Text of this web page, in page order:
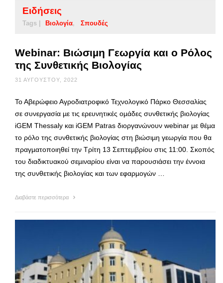
Ειδήσεις
Tags | Βιολογία Σπουδές
Webinar: Βιώσιµη Γεωργία και ο Ρόλος
της Συνθετικής Βιολογίας
31 ΑΥΓΟΎΣΤΟΥ, 2022
Το Αβερώφειο Αγροδιατροφικό Τεχνολογικό Πάρκο Θεσσαλίας
σε συνεργασία µε τις ερευνητικές οµάδες συνθετικής βιολογίας
iGEM Thessaly και iGEM Patras διοργανώνουν webinar µε θέµα
το ρόλο της συνθετικής βιολογίας στη βιώσιµη γεωργία που θα
πραγµατοποιηθεί την Τρίτη 13 Σεπτεµβρίου στις 11:00. Σκοπός
του διαδικτυακού σεµιναρίου είναι να παρουσιάσει την έννοια
της συνθετικής βιολογίας και των εφαρµογών …
Διαβάστε περισσότερα